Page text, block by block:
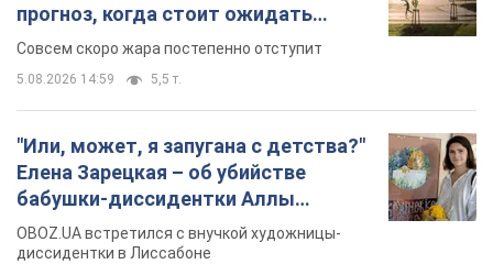
прогноз, когда стоит ожидать
изменения погоды
Совсем скоро жара постепенно отступит
5.08.2026 14:59 5,5 т.
"Или, может, я запугана с детства?"
Елена Зарецкая – об убийстве
бабушки-диссидентки Аллы
Горской, критике сына Стуса и
бегстве в Португалию с пятью
OBOZ.UA встретился с внучкой художницы-
диссидентки в Лиссабоне